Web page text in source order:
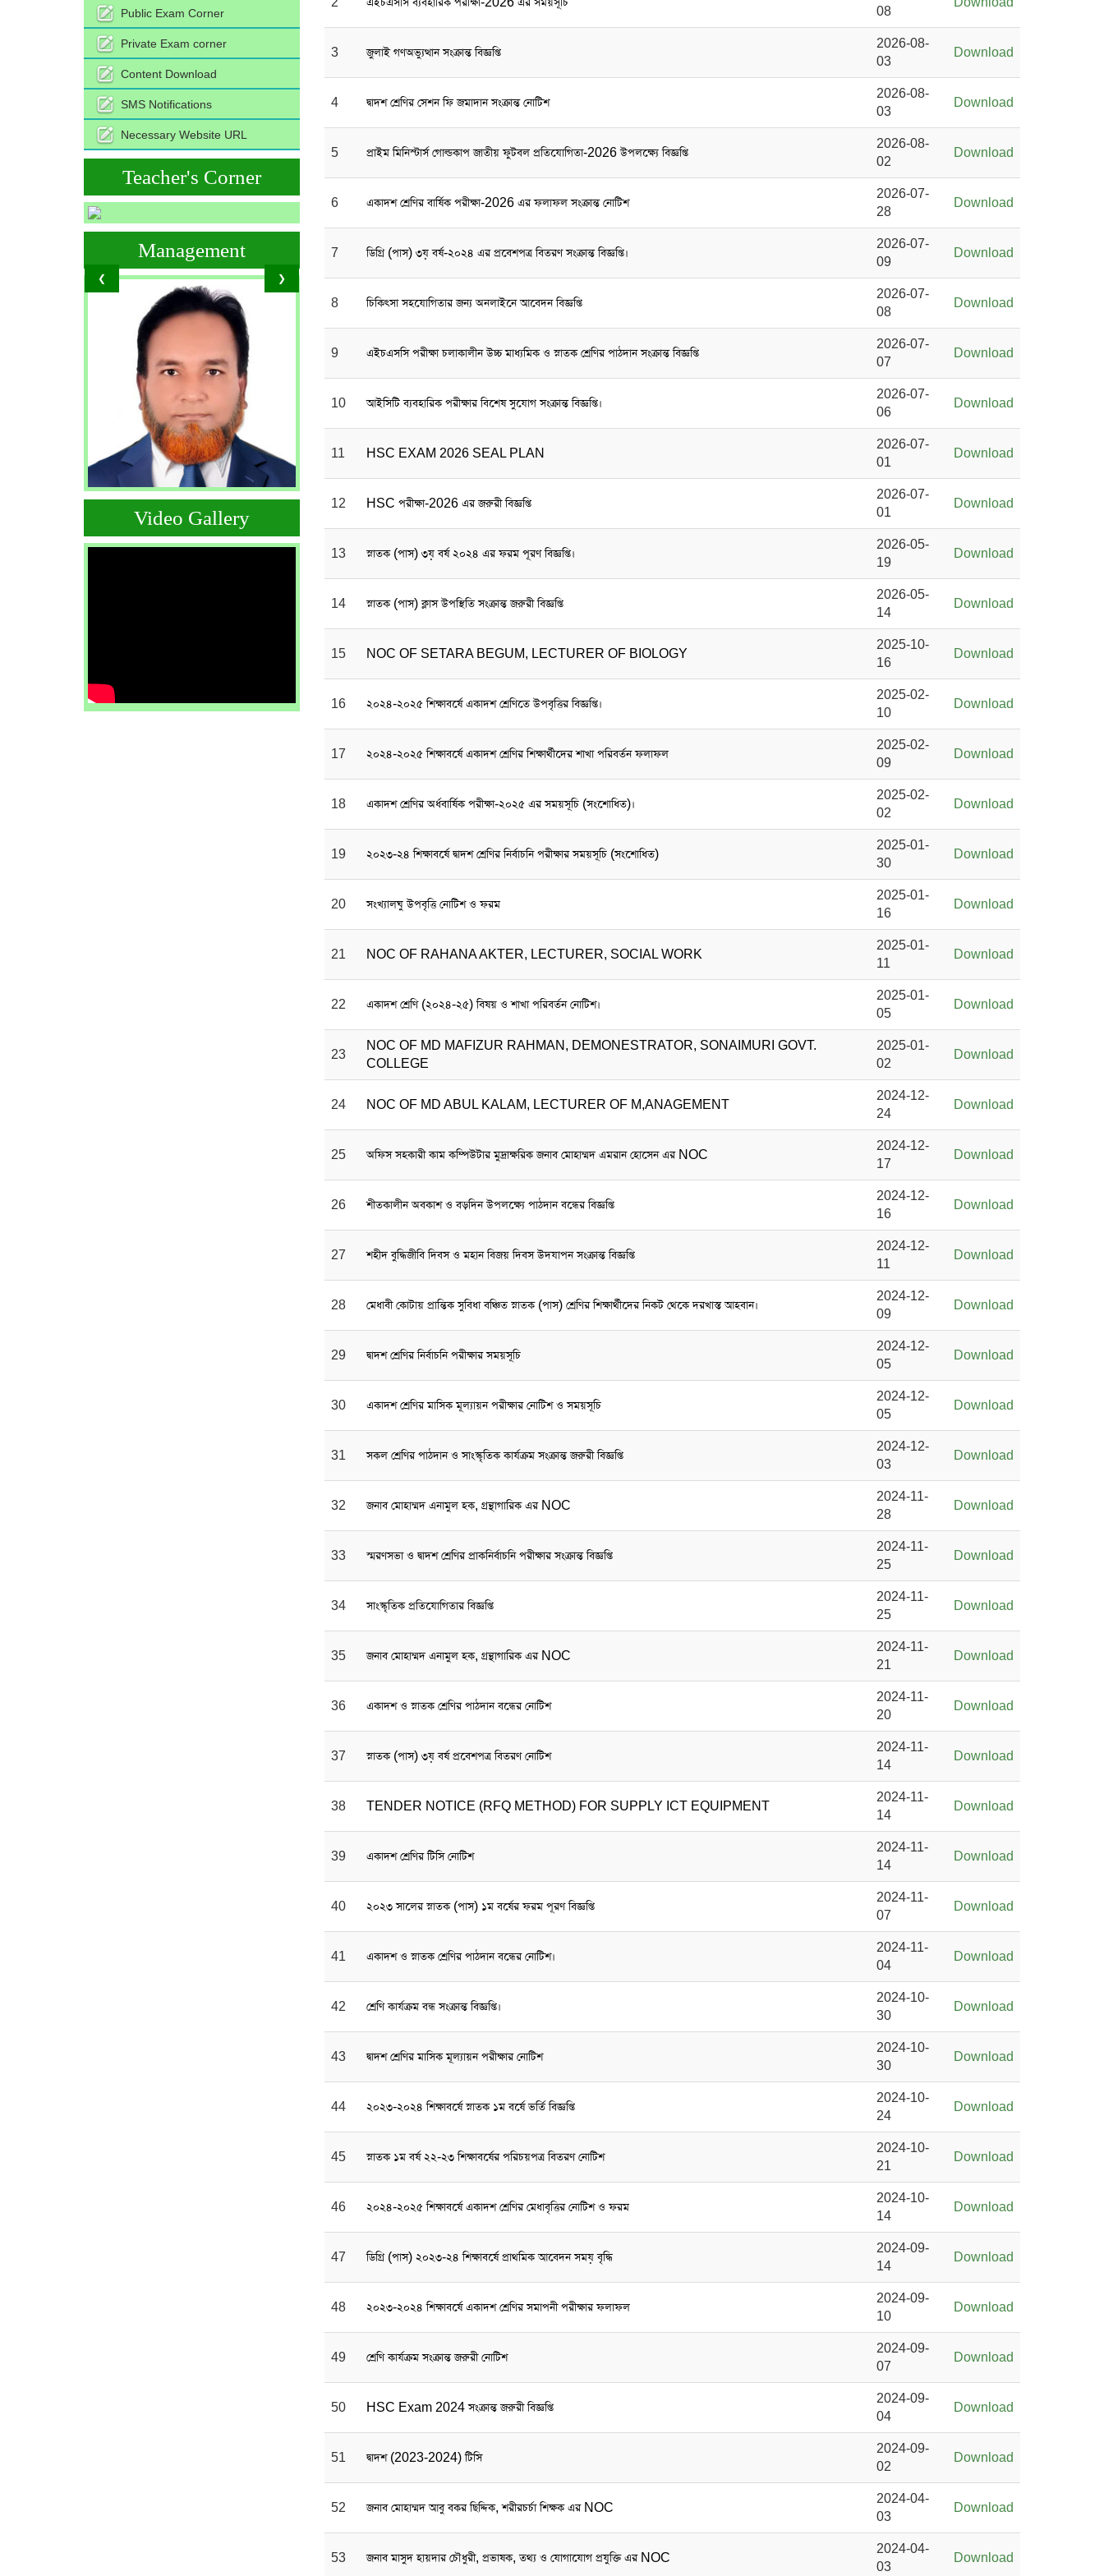
Public Exam Corner
Private Exam corner
Content Download
SMS Notifications
Necessary Website URL
Teacher's Corner
❮ ❯
Management
Video Gallery
08
3 জুলাই গণঅভ্যুত্থান সংক্রান্ত বিজ্ঞপ্তি
2026-08-
03
Download
4 দ্বাদশ শ্রেণির সেশন ফি জমাদান সংক্রান্ত নোটিশ
2026-08-
03
Download
5 প্রাইম মিনিস্টার্স গোল্ডকাপ জাতীয় ফুটবল প্রতিযোগিতা-2026 উপলক্ষ্যে বিজ্ঞপ্তি
2026-08-
02
Download
6 একাদশ শ্রেণির বার্ষিক পরীক্ষা-2026 এর ফলাফল সংক্রান্ত নোটিশ
2026-07-
28
Download
7 ডিগ্রি (পাস) ৩য় বর্ষ-২০২৪ এর প্রবেশপত্র বিতরণ সংক্রান্ত বিজ্ঞপ্তি।
2026-07-
09
Download
8 চিকিৎসা সহযোগিতার জন্য অনলাইনে আবেদন বিজ্ঞপ্তি
2026-07-
08
Download
9 এইচএসসি পরীক্ষা চলাকালীন উচ্চ মাধ্যমিক ও স্নাতক শ্রেণির পাঠদান সংক্রান্ত বিজ্ঞপ্তি
2026-07-
07
Download
10 আইসিটি ব্যবহারিক পরীক্ষার বিশেষ সুযোগ সংক্রান্ত বিজ্ঞপ্তি।
2026-07-
06
Download
11 HSC EXAM 2026 SEAL PLAN
2026-07-
01
Download
12 HSC পরীক্ষা-2026 এর জরুরী বিজ্ঞপ্তি
2026-07-
01
Download
13 স্নাতক (পাস) ৩য় বর্ষ ২০২৪ এর ফরম পূরণ বিজ্ঞপ্তি।
2026-05-
19
Download
14 স্নাতক (পাস) ক্লাস উপস্থিতি সংক্রান্ত জরুরী বিজ্ঞপ্তি
2026-05-
14
Download
15 NOC OF SETARA BEGUM, LECTURER OF BIOLOGY
2025-10-
16
Download
16 ২০২৪-২০২৫ শিক্ষাবর্ষে একাদশ শ্রেণিতে উপবৃত্তির বিজ্ঞপ্তি।
2025-02-
10
Download
17 ২০২৪-২০২৫ শিক্ষাবর্ষে একাদশ শ্রেণির শিক্ষার্থীদের শাখা পরিবর্তন ফলাফল
2025-02-
09
Download
18 একাদশ শ্রেণির অর্ধবার্ষিক পরীক্ষা-২০২৫ এর সময়সূচি (সংশোধিত)।
2025-02-
02
Download
19 ২০২৩-২৪ শিক্ষাবর্ষে দ্বাদশ শ্রেণির নির্বাচনি পরীক্ষার সময়সূচি (সংশোধিত)
2025-01-
30
Download
20 সংখ্যালঘু উপবৃত্তি নোটিশ ও ফরম
2025-01-
16
Download
21 NOC OF RAHANA AKTER, LECTURER, SOCIAL WORK
2025-01-
11
Download
22 একাদশ শ্রেণি (২০২৪-২৫) বিষয় ও শাখা পরিবর্তন নোটিশ।
2025-01-
05
Download
23
NOC OF MD MAFIZUR RAHMAN, DEMONESTRATOR, SONAIMURI GOVT.
COLLEGE
2025-01-
02
Download
24 NOC OF MD ABUL KALAM, LECTURER OF M,ANAGEMENT
2024-12-
24
Download
25 অফিস সহকারী কাম কম্পিউটার মুদ্রাক্ষরিক জনাব মোহাম্মদ এমরান হোসেন এর NOC
2024-12-
17
Download
26 শীতকালীন অবকাশ ও বড়দিন উপলক্ষ্যে পাঠদান বন্ধের বিজ্ঞপ্তি
2024-12-
16
Download
27 শহীদ বুদ্ধিজীবি দিবস ও মহান বিজয় দিবস উদযাপন সংক্রান্ত বিজ্ঞপ্তি
2024-12-
11
Download
28 মেধাবী কোটায় প্রান্তিক সুবিধা বঞ্চিত স্নাতক (পাস) শ্রেণির শিক্ষার্থীদের নিকট থেকে দরখাস্ত আহবান।
2024-12-
09
Download
29 দ্বাদশ শ্রেণির নির্বাচনি পরীক্ষার সময়সূচি
2024-12-
05
Download
30 একাদশ শ্রেণির মাসিক মূল্যায়ন পরীক্ষার নোটিশ ও সময়সূচি
2024-12-
05
Download
31 সকল শ্রেণির পাঠদান ও সাংস্কৃতিক কার্যক্রম সংক্রান্ত জরুরী বিজ্ঞপ্তি
2024-12-
03
Download
32 জনাব মোহাম্মদ এনামুল হক, গ্রন্থাগারিক এর NOC
2024-11-
28
Download
33 স্মরণসভা ও দ্বাদশ শ্রেণির প্রাকনির্বাচনি পরীক্ষার সংক্রান্ত বিজ্ঞপ্তি
2024-11-
25
Download
34 সাংস্কৃতিক প্রতিযোগিতার বিজ্ঞপ্তি
2024-11-
25
Download
35 জনাব মোহাম্মদ এনামুল হক, গ্রন্থাগারিক এর NOC
2024-11-
21
Download
36 একাদশ ও স্নাতক শ্রেণির পাঠদান বন্ধের নোটিশ
2024-11-
20
Download
37 স্নাতক (পাস) ৩য় বর্ষ প্রবেশপত্র বিতরণ নোটিশ
2024-11-
14
Download
38 TENDER NOTICE (RFQ METHOD) FOR SUPPLY ICT EQUIPMENT
2024-11-
14
Download
39 একাদশ শ্রেণির টিসি নোটিশ
2024-11-
14
Download
40 ২০২৩ সালের স্নাতক (পাস) ১ম বর্ষের ফরম পূরণ বিজ্ঞপ্তি
2024-11-
07
Download
41 একাদশ ও স্নাতক শ্রেণির পাঠদান বন্ধের নোটিশ।
2024-11-
04
Download
42 শ্রেণি কার্যক্রম বন্ধ সংক্রান্ত বিজ্ঞপ্তি।
2024-10-
30
Download
43 দ্বাদশ শ্রেণির মাসিক মূল্যায়ন পরীক্ষার নোটিশ
2024-10-
30
Download
44 ২০২৩-২০২৪ শিক্ষাবর্ষে স্নাতক ১ম বর্ষে ভর্তি বিজ্ঞপ্তি
2024-10-
24
Download
45 স্নাতক ১ম বর্ষ ২২-২৩ শিক্ষাবর্ষের পরিচয়পত্র বিতরণ নোটিশ
2024-10-
21
Download
46 ২০২৪-২০২৫ শিক্ষাবর্ষে একাদশ শ্রেণির মেধাবৃত্তির নোটিশ ও ফরম
2024-10-
14
Download
47 ডিগ্রি (পাস) ২০২৩-২৪ শিক্ষাবর্ষে প্রাথমিক আবেদন সময় বৃদ্ধি
2024-09-
14
Download
48 ২০২৩-২০২৪ শিক্ষাবর্ষে একাদশ শ্রেণির সমাপনী পরীক্ষার ফলাফল
2024-09-
10
Download
49 শ্রেণি কার্যক্রম সংক্রান্ত জরুরী নোটিশ
2024-09-
07
Download
50 HSC Exam 2024 সংক্রান্ত জরুরী বিজ্ঞপ্তি
2024-09-
04
Download
51 দ্বাদশ (2023-2024) টিসি
2024-09-
02
Download
52 জনাব মোহাম্মদ আবু বকর ছিদ্দিক, শরীরচর্চা শিক্ষক এর NOC
2024-04-
03
Download
53 জনাব মাসুদ হায়দার চৌধুরী, প্রভাষক, তথ্য ও যোগাযোগ প্রযুক্তি এর NOC
2024-04-
03
Download